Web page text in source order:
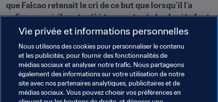
que Falcao retenait le cri de ce but que lorsqu’il l’a
enfin poussé, il a retenti à travers toute la planète foot.
"On est très contents pour lui. Ça récompense tout son
coéquipier de Falcao depuis les catégories de jeunes en
sélection.
Modèle de combativité et de dépassement de soi,
Falcao est une source d’inspiration et de motivation
Vie privée et informations personnelles
Nous utilisons des cookies pour personnaliser le contenu
et les publicités, pour fournir des fonctionnalités de
médias sociaux et analyser notre trafic. Nous partageons
également des informations sur votre utilisation de notre
site avec nos partenaires analytiques, publicitaires et de
médias sociaux. Vous pouvez choisir vos préférences en